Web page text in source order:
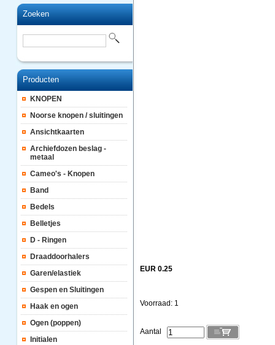
Zoeken
Producten
KNOPEN
Noorse knopen / sluitingen
Ansichtkaarten
Archiefdozen beslag -
metaal
Cameo's - Knopen
Band
Bedels
Belletjes
D - Ringen
Draaddoorhalers
Garen/elastiek
Gespen en Sluitingen
Haak en ogen
Ogen (poppen)
Initialen
EUR 0.25
Voorraad: 1
Aantal